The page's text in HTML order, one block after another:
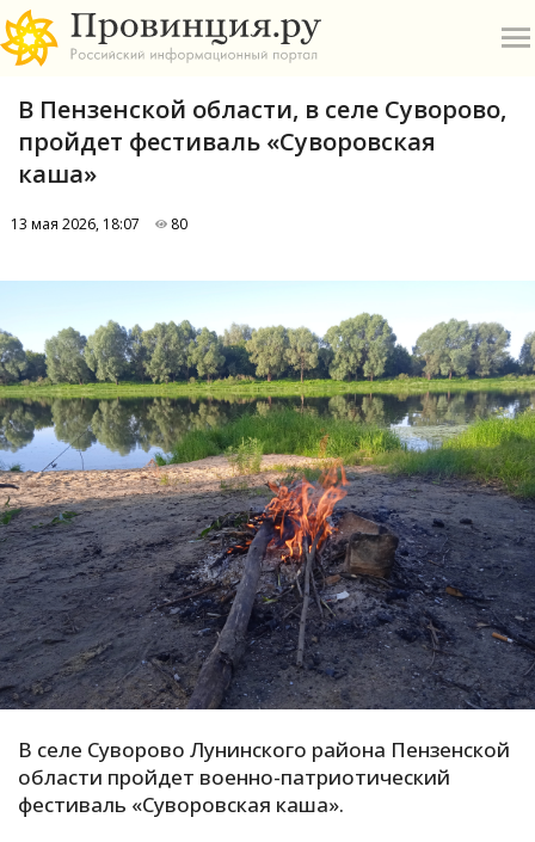
Б
В
Е
И
П
Р
С
Т
В Пензенской области, в селе Суворово,
пройдет фестиваль «Суворовская
каша»
13 мая 2026, 18:07 80
В селе Суворово Лунинского района Пензенской
области пройдет военно-патриотический
фестиваль «Суворовская каша».